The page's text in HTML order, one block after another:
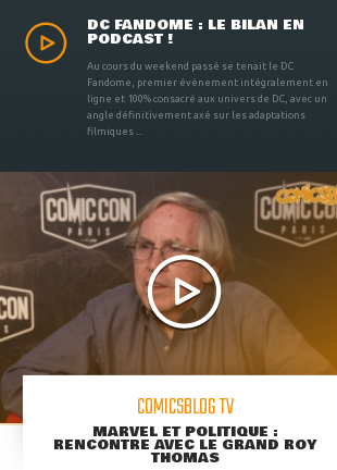
DC FANDOME : LE BILAN EN
PODCAST !
Au cours du weekend passé se tenait le DC
Fandome, premier évènement intégralement en
ligne et 100% consacré aux univers de DC, avec un
angle définitivement axé sur les adaptations
filmiques ...
COMICSBLOG TV
MARVEL ET POLITIQUE :
RENCONTRE AVEC LE GRAND ROY
THOMAS